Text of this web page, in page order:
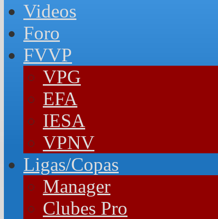
Videos
Foro
FVVP
VPG
EFA
IESA
VPNV
Ligas/Copas
Manager
Clubes Pro